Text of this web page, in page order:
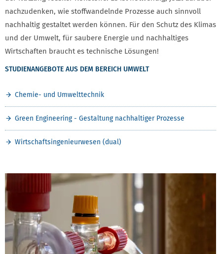
nachzudenken, wie stoffwandelnde Prozesse auch sinnvoll
nachhaltig gestaltet werden können. Für den Schutz des Klimas
und der Umwelt, für saubere Energie und nachhaltiges
Wirtschaften braucht es technische Lösungen!
STUDIENANGEBOTE AUS DEM BEREICH UMWELT
Chemie- und Umwelttechnik
Green Engineering - Gestaltung nachhaltiger Prozesse
Wirtschaftsingenieurwesen (dual)